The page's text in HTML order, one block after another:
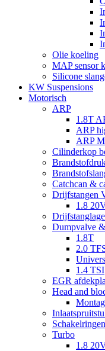
Olie koeling
MAP sensor
Silicone
KW Suspensions
Motorisch
ARP
1.8T
ARP
ARP
Cilinderkop
Catchcan &
Drijfstangen
1.8
Dumpvalve
1.8T
2.0
1.4 TSI
EGR
Head and
Turbo
1.8